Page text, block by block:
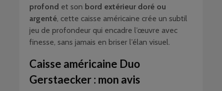
profond et son bord extérieur doré ou
argenté, cette caisse américaine crée un subtil
jeu de profondeur qui encadre l’œuvre avec
finesse, sans jamais en briser l’élan visuel.
Caisse américaine Duo
Gerstaecker : mon avis